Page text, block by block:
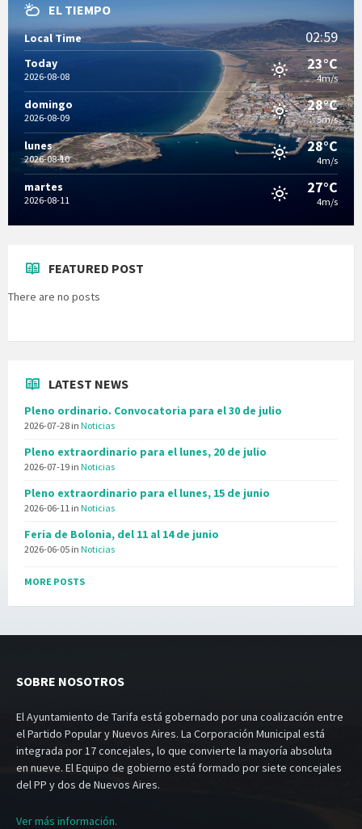
EL TIEMPO
Local Time 02:59
Today
2026-08-08
23°C
4m/s
domingo
2026-08-09
28°C
5m/s
lunes
2026-08-10
28°C
4m/s
martes
2026-08-11
27°C
4m/s
FEATURED POST
There are no posts
LATEST NEWS
Pleno ordinario. Convocatoria para el 30 de julio
2026-07-28 in Noticias
Pleno extraordinario para el lunes, 20 de julio
2026-07-19 in Noticias
Pleno extraordinario para el lunes, 15 de junio
2026-06-11 in Noticias
Feria de Bolonia, del 11 al 14 de junio
2026-06-05 in Noticias
MORE POSTS
SOBRE NOSOTROS
El Ayuntamiento de Tarifa está gobernado por una coalización entre
el Partido Popular y Nuevos Aires. La Corporación Municipal está
integrada por 17 concejales, lo que convierte la mayoría absoluta
en nueve. El Equipo de gobierno está formado por siete concejales
del PP y dos de Nuevos Aires.
Ver más información.